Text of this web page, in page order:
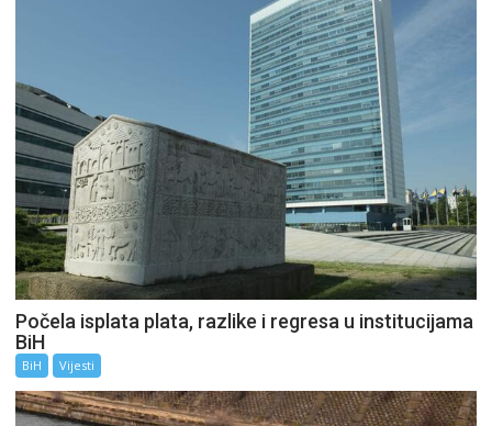
Počela isplata plata, razlike i regresa u institucijama
BiH
BiH Vijesti